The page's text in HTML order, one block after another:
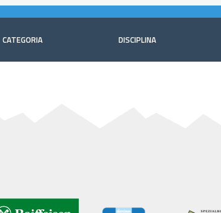
CATEGORIA DISCIPLINA